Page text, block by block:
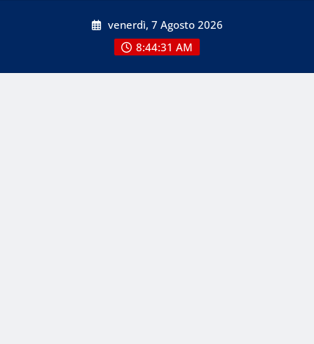
venerdì, 7 Agosto 2026
8:44:31 AM